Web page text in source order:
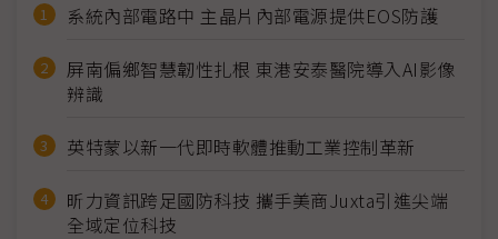
系統內部電路中 主晶片內部電源提供EOS防護
屏南偏鄉智慧韌性扎根 東港安泰醫院導入AI影像
辨識
英特蒙以新一代即時軟體推動工業控制革新
昕力資訊跨足國防科技 攜手美商Juxta引進尖端
全域定位科技